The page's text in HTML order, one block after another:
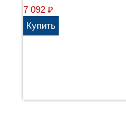
7 092 ₽